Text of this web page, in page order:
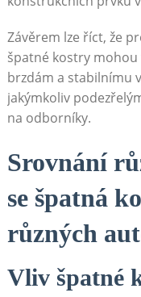
Závěrem lze říct, že
špatné kostry
brzdám a stabilnímu
jakýmkoliv
na odborníky.
Srovnání
se špatná
různých
Vliv špatné